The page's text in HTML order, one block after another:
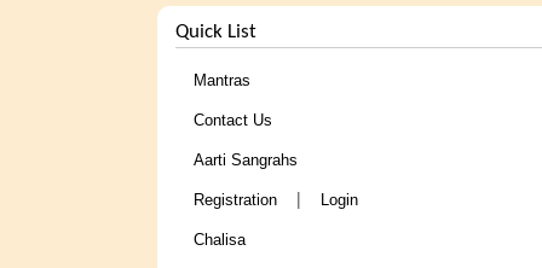
Quick List
Mantras
Contact Us
Aarti Sangrahs
Registration | Login
Chalisa